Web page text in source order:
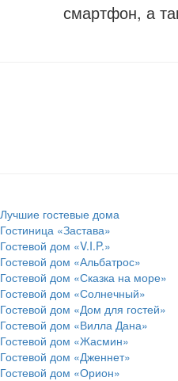
смартфон, а
Лучшие гостевые дома
Гостиница «Застава»
Гостевой дом «V.I.P.»
Гостевой дом «Альбатрос»
Гостевой дом «Сказка на море»
Гостевой дом «Солнечный»
Гостевой дом «Дом для гостей»
Гостевой дом «Вилла Дана»
Гостевой дом «Жасмин»
Гостевой дом «Дженнет»
Гостевой дом «Орион»